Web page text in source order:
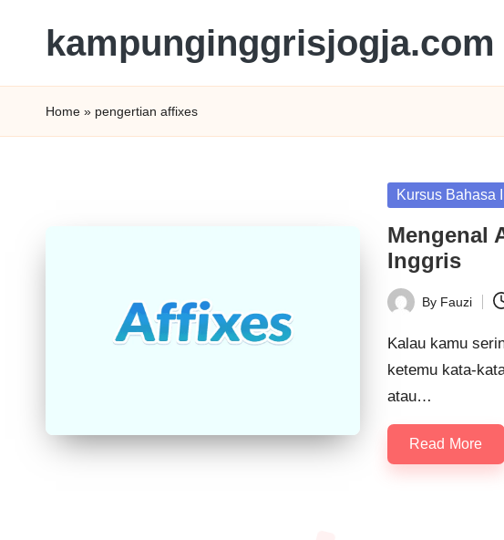
kampunginggrisjogja.com
Home » pengertian affixes
Kursus Bahasa
Mengenal
Inggris
By Fauzi
Kalau kamu
ketemu kata-
atau…
Read More